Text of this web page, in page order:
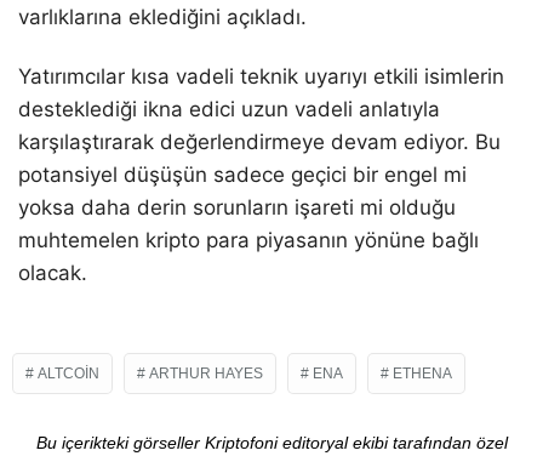
varlıklarına eklediğini açıkladı.
Yatırımcılar kısa vadeli teknik uyarıyı etkili isimlerin
desteklediği ikna edici uzun vadeli anlatıyla
karşılaştırarak değerlendirmeye devam ediyor. Bu
potansiyel düşüşün sadece geçici bir engel mi
yoksa daha derin sorunların işareti mi olduğu
muhtemelen kripto para piyasanın yönüne bağlı
olacak.
ALTCOIN ARTHUR HAYES ENA ETHENA
Bu içerikteki görseller Kriptofoni editoryal ekibi tarafından özel